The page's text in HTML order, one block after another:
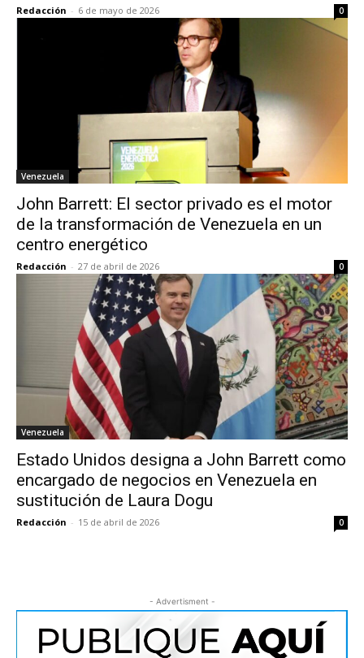
Redacción - 6 de mayo de 2026 0
Venezuela
John Barrett: El sector privado es el motor
de la transformación de Venezuela en un
centro energético
Redacción - 27 de abril de 2026 0
Venezuela
Estado Unidos designa a John Barrett como
encargado de negocios en Venezuela en
sustitución de Laura Dogu
Redacción - 15 de abril de 2026 0
- Advertisment -